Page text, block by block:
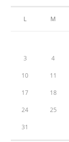
L M
3 4
10 11
17 18
24 25
31